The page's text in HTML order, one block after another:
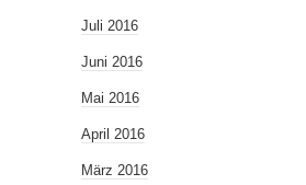
Juli 2016
Juni 2016
Mai 2016
April 2016
März 2016